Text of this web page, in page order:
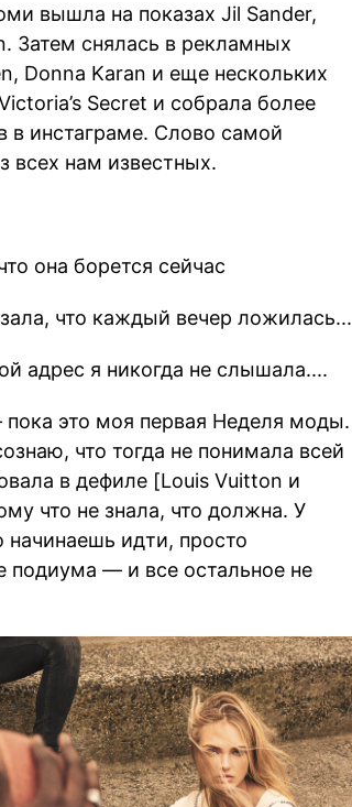
вышла на показах Jil Sander,
Затем снялась в рекламных
Donna Karan и еще нескольких
Secret и собрала более
в инстаграме. Слово самой
всех нам известных.
она борется сейчас
что каждый вечер ложилась...
адрес я никогда не слышала....
это моя первая Неделя моды.
что тогда не понимала всей
в дефиле [Louis Vuitton и
что не знала, что должна. У
начинаешь идти, просто
подиума — и все остальное не